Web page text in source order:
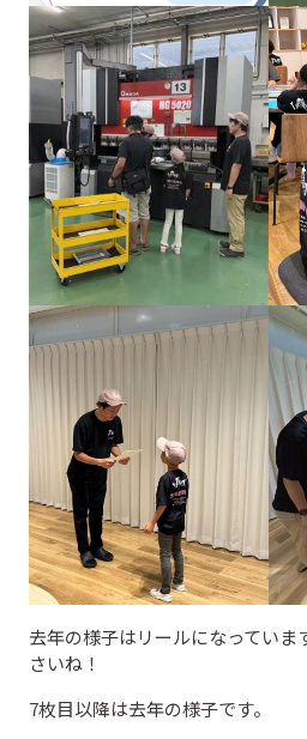
去年の様子はリールになっていま
さいね！
7枚目以降は去年の様子です。